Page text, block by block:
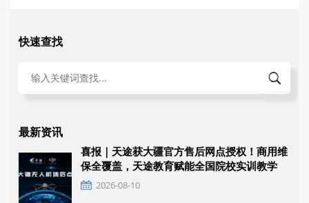
快速查找
最新资讯
喜报｜天途获大疆官方售后网点授权！商用维
保全覆盖，天途教育赋能全国院校实训教学
2026-08-10